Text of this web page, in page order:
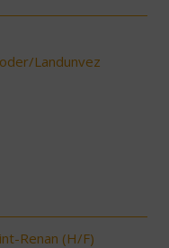
Landunvez
Renan (H/F)